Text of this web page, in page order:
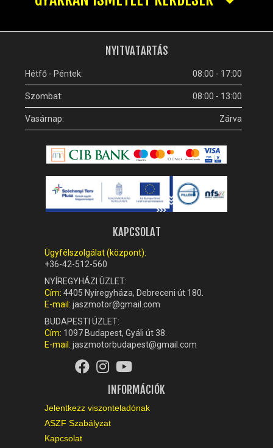
NYITVATARTÁS
Hétfő - Péntek: 08:00 - 17:00
Szombat: 08:00 - 13:00
Vasárnap: Zárva
KAPCSOLAT
Ügyfélszolgálat (központ):
+36-42-512-560
NYÍREGYHÁZI ÜZLET:
Cím: 4405 Nyíregyháza, Debreceni út 180.
E-mail: jaszmotor@gmail.com
BUDAPESTI ÜZLET:
Cím: 1097 Budapest, Gyáli út 38.
E-mail: jaszmotorbudapest@gmail.com
INFORMÁCIÓK
Jelentkezz viszonteladónak
ASZF Szabályzat
Kapcsolat